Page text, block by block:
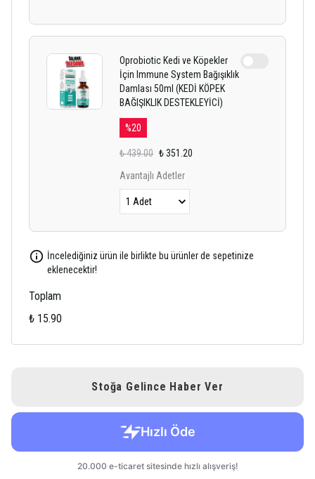
Oprobiotic Kedi ve Köpekler
İçin Immune System Bağışıklık
Damlası 50ml (KEDİ KÖPEK
BAĞIŞIKLIK DESTEKLEYİCİ)
%20
₺ 439.00 ₺ 351.20
Avantajlı Adetler
İncelediğiniz ürün ile birlikte bu ürünler de sepetinize
eklenecektir!
Toplam
₺ 15.90
Stoğa Gelince Haber Ver